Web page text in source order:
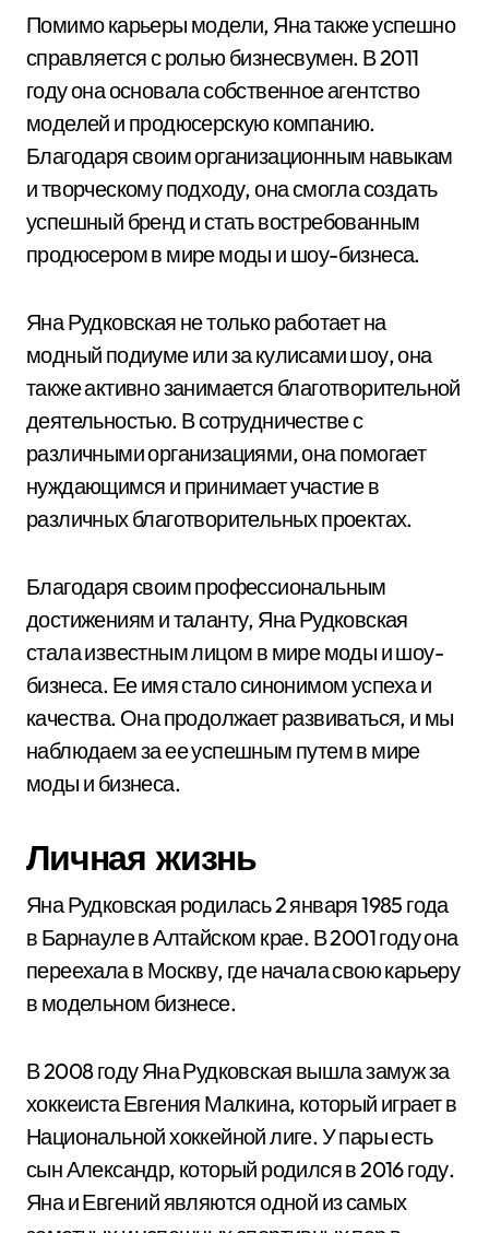
Помимо карьеры модели, Яна также успешно
справляется с ролью бизнесвумен. В 2011
году она основала собственное агентство
моделей и продюсерскую компанию.
Благодаря своим организационным навыкам
и творческому подходу, она смогла создать
успешный бренд и стать востребованным
продюсером в мире моды и шоу-бизнеса.
Яна Рудковская не только работает на
модный подиуме или за кулисами шоу, она
также активно занимается благотворительной
деятельностью. В сотрудничестве с
различными организациями, она помогает
нуждающимся и принимает участие в
различных благотворительных проектах.
Благодаря своим профессиональным
достижениям и таланту, Яна Рудковская
стала известным лицом в мире моды и шоу-
бизнеса. Ее имя стало синонимом успеха и
качества. Она продолжает развиваться, и мы
наблюдаем за ее успешным путем в мире
моды и бизнеса.
Личная жизнь
Яна Рудковская родилась 2 января 1985 года
в Барнауле в Алтайском крае. В 2001 году она
переехала в Москву, где начала свою карьеру
в модельном бизнесе.
В 2008 году Яна Рудковская вышла замуж за
хоккеиста Евгения Малкина, который играет в
Национальной хоккейной лиге. У пары есть
сын Александр, который родился в 2016 году.
Яна и Евгений являются одной из самых